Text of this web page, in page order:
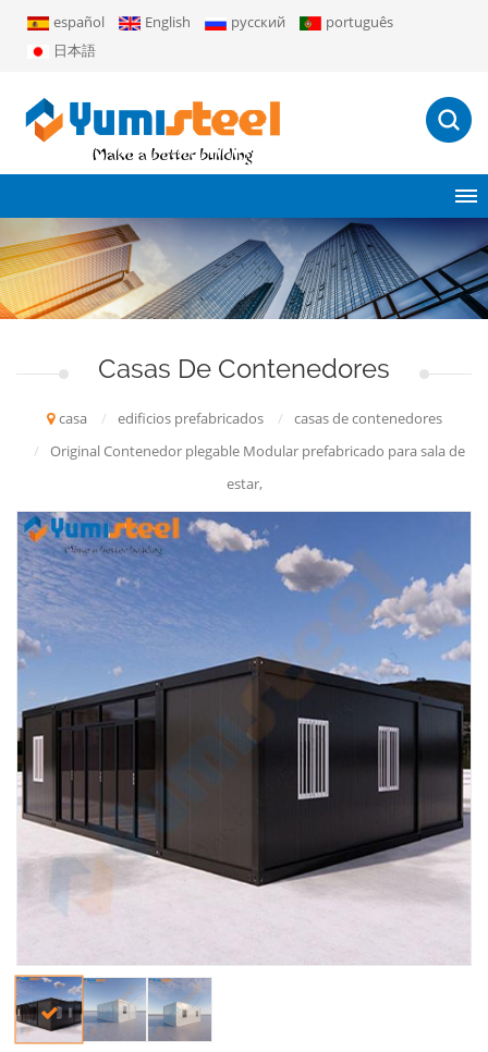
español English русский
português
日本語
Casas De Contenedores
casa / edificios prefabricados /
casas de contenedores
/
Original Contenedor plegable Modular prefabricado para sala de
estar,